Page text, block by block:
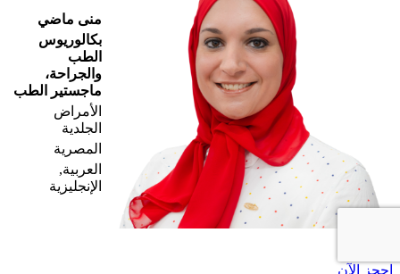
منى ماضي
بكالوريوس
الطب
والجراحة،
ماجستير الطب
الأمراض
الجلدية
المصرية
العربية,
الإنجليزية
احجز الآن